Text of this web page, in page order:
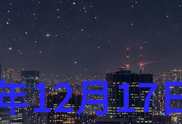
最恐の相性占い
12月17